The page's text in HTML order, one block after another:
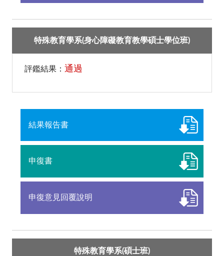
特殊教育學系(身心障礙教育教學碩士學位班)
評鑑結果： 通過
結果報告書
申復書
申復意見回覆說明
特殊教育學系(碩士班)